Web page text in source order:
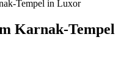
Tempel in Luxor
Karnak-Tempel